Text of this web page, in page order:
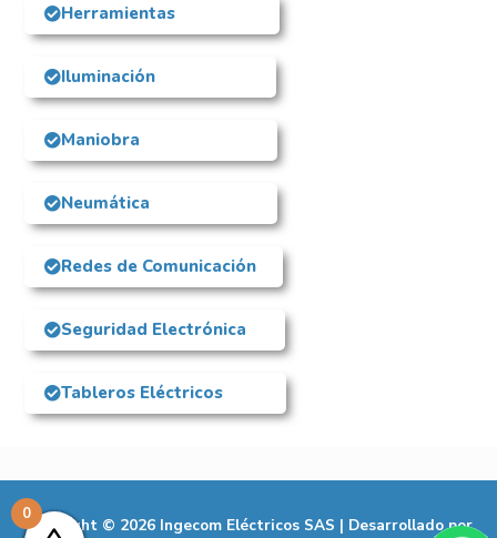
Herramientas
Iluminación
Maniobra
Neumática
Redes de Comunicación
Seguridad Electrónica
Tableros Eléctricos
Copyright © 2026 Ingecom Eléctricos SAS | Desarrollado por
0